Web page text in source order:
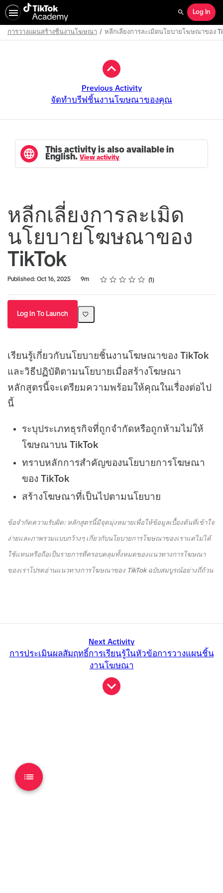
Search
Log In
การวางแผนสร้างชิ้นงานโฆษณา หลีกเลี่ยงการละเมิดนโยบายโฆษณาของ
Previous Activity
จัดทำบรีฟชิ้นงานโฆษณาของคุณ
This activity is also available in
English. View activity
หลีกเลี่ยงการละเมิด
นโยบายโฆษณาของ
TikTok
Published: Oct 16, 2025
Duration 9m Rating
1 star
2 stars
3 stars
4 stars
5 stars
Average rating: 5.0 1
1 review
Log In To Launch
เรียนรู้เกี่ยวกับนโยบายชิ้นงานโฆษณาของ TikTok
และวิธีปฏิบัติตามนโยบายเมื่อสร้างโฆษณา
หลักสูตรนี้จะเตรียมความพร้อมให้คุณในเรื่องต่อไป
นี้
ระบุประเภทธุรกิจที่ถูกจำกัดหรือถูกห้ามไม่ให้
โฆษณาบน TikTok
ทราบหลักการสำคัญของนโยบายการโฆษณา
ของ TikTok
สร้างโฆษณาที่เป็นไปตามนโยบาย
ข้อจำกัดความรับผิด: หลักสูตรนี้มีจุดมุ่งหมายเพื่อให้ข้อมูลเบื้องต้นที่เข้าใจ
ง่ายและภาพรวมแบบกว้างๆ เกี่ยวกับนโยบายการโฆษณาของเราแต่ไม่ได้
ใช้แทนหรือถือเป็นรายการที่ครอบคลุมทั้งหมดของแนวทางการโฆษณา
ของเราโปรดอ่านแนวทางการโฆษณาของ TikTok ฉบับสมบูรณ์อย่างถี่ถ้วน
Next Activity
การประเมินผลสัมฤทธิ์การเรียนรู้ในหัวข้อการวางแผนชิ้น
งานโฆษณา